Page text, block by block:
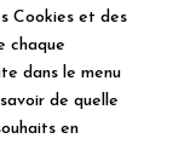
Cookies et des
chaque
dans le menu
de quelle
en